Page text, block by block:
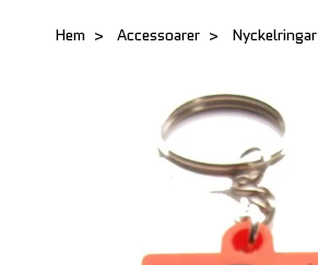
Hem Accessoarer Nyckelringar